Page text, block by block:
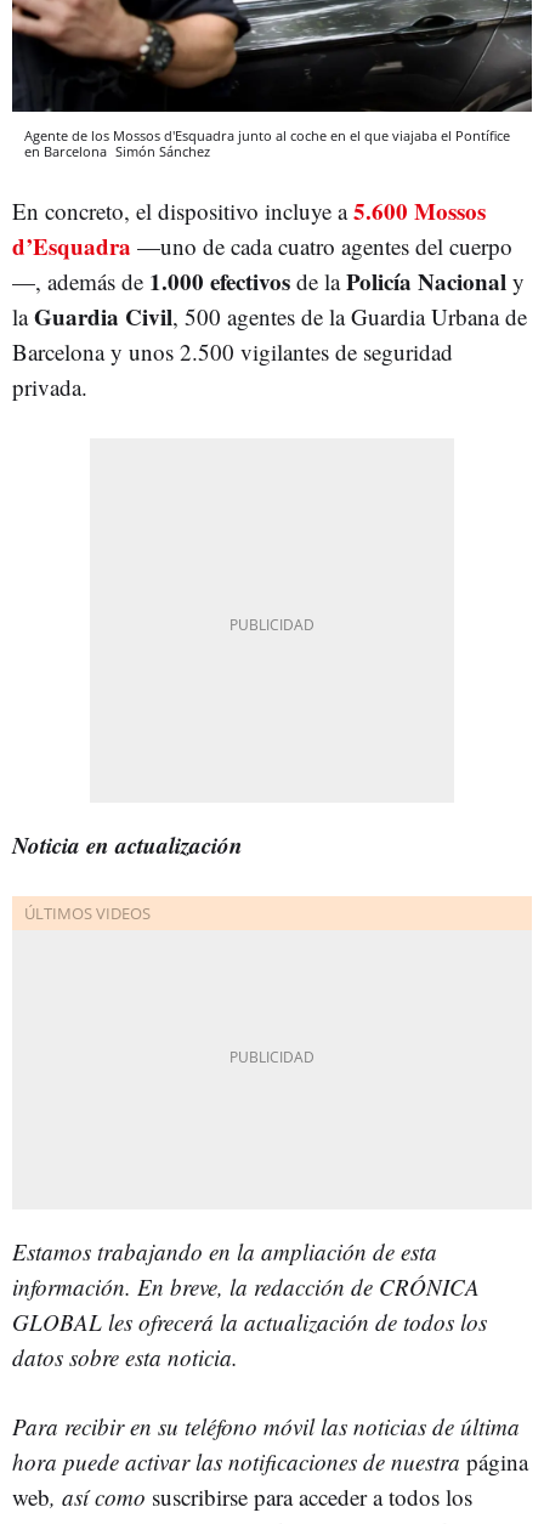
Agente de los Mossos d'Esquadra junto al coche en el que viajaba el Pontífice
en Barcelona Simón Sánchez
En concreto, el dispositivo incluye a5.600 Mossos
d’Esquadra —uno de cada cuatro agentes del cuerpo
—, además de 1.000 efectivos de laPolicía Nacional y
laGuardia Civil, 500 agentes de la Guardia Urbana de
Barcelona y unos 2.500 vigilantes de seguridad
privada.
Noticia en actualización
Estamos trabajando en la ampliación de esta
información. En breve, la redacción de CRÓNICA
GLOBAL les ofrecerá la actualización de todos los
datos sobre esta noticia.
Para recibir en su teléfono móvil las noticias de última
hora puede activar las notificaciones de nuestra página
web, así como suscribirse para acceder a todos los